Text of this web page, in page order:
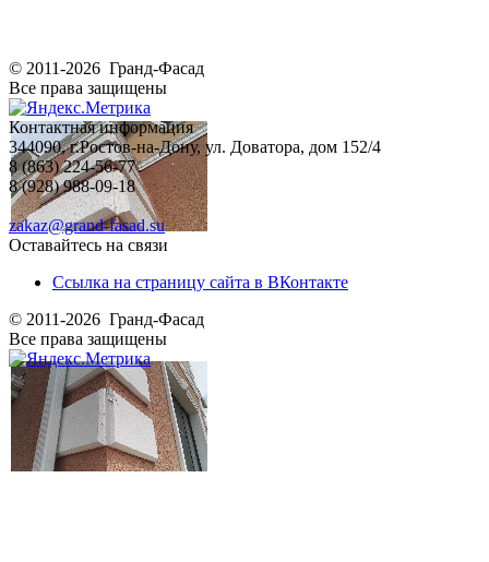
© 2011-2026 Гранд-Фасад
Все права защищены
Контактная информация
344090, г.Ростов-на-Дону, ул. Доватора, дом 152/4
8 (863) 224-56-77
8 (928) 988-09-18
zakaz@grand-fasad.su
Оставайтесь на связи
Ссылка на страницу сайта в ВКонтакте
© 2011-2026 Гранд-Фасад
Все права защищены